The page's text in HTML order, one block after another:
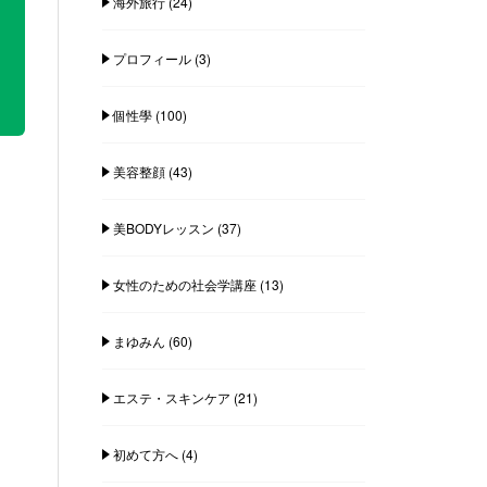
プロフィール(3)
個性學(100)
美容整顔(43)
美BODYレッスン (37)
女性のための社会学講座(13)
まゆみん (60)
エステ・スキンケア (21)
初めて方へ(4)